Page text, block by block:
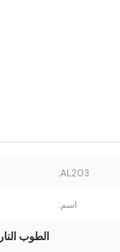
AL2O3:
اسم:
الطوب